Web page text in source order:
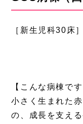
［新生児科30床］
【こんな病棟です
小さく生まれた
の、成長を支え